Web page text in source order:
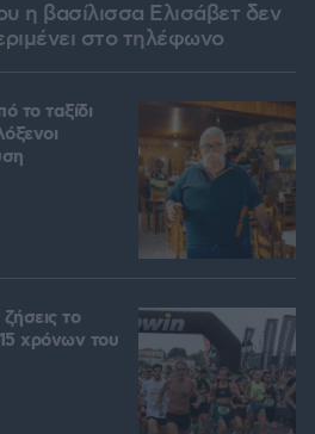
η βασίλισσα Ελισάβετ δεν
στο τηλέφωνο
το ταξίδι
το
χρόνων του